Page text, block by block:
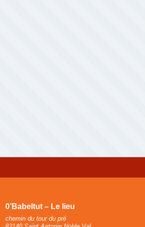
0’Babeltut – Le lieu
chemin du tour du pré